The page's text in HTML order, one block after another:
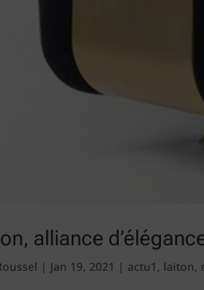
alliance
|Jan 19, 2021 | actu1, laiton,